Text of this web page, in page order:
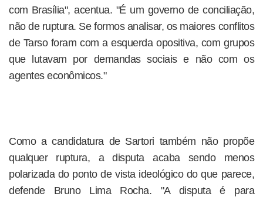
com Brasília", acentua. "É um governo de conciliação,
não de ruptura. Se formos analisar, os maiores conflitos
de Tarso foram com a esquerda opositiva, com grupos
que lutavam por demandas sociais e não com os
agentes econômicos."
Como a candidatura de Sartori também não propõe
qualquer ruptura, a disputa acaba sendo menos
polarizada do ponto de vista ideológico do que parece,
defende Bruno Lima Rocha. "A disputa é para